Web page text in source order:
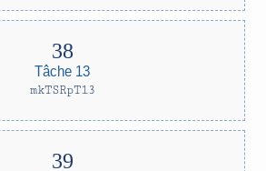
Tâche 13
mkTSRpT13